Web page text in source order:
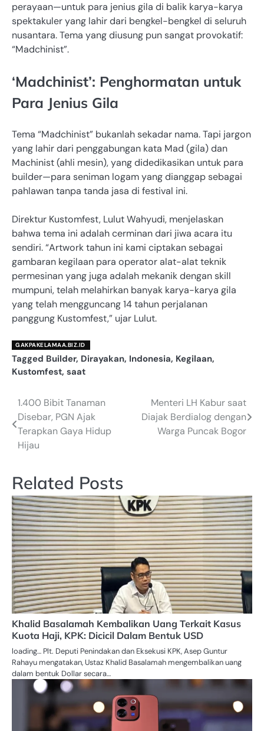
perayaan—untuk para jenius gila di balik karya-karya
spektakuler yang lahir dari bengkel-bengkel di seluruh
nusantara. Tema yang diusung pun sangat provokatif:
“Madchinist”.
‘Madchinist’: Penghormatan untuk
Para Jenius Gila
Tema “Madchinist” bukanlah sekadar nama. Tapi jargon
yang lahir dari penggabungan kata Mad (gila) dan
Machinist (ahli mesin), yang didedikasikan untuk para
builder—para seniman logam yang dianggap sebagai
pahlawan tanpa tanda jasa di festival ini.
Direktur Kustomfest, Lulut Wahyudi, menjelaskan
bahwa tema ini adalah cerminan dari jiwa acara itu
sendiri. “Artwork tahun ini kami ciptakan sebagai
gambaran kegilaan para operator alat-alat teknik
permesinan yang juga adalah mekanik dengan skill
mumpuni, telah melahirkan banyak karya-karya gila
yang telah mengguncang 14 tahun perjalanan
panggung Kustomfest,” ujar Lulut.
GAKPAKELAMAA.BIZ.ID
Tagged Builder, Dirayakan, Indonesia, Kegilaan,
Kustomfest, saat
Navigasi
pos
1.400 Bibit Tanaman
Disebar, PGN Ajak
Terapkan Gaya Hidup
Hijau
Menteri LH Kabur saat
Diajak Berdialog dengan
Warga Puncak Bogor
Related Posts
Khalid Basalamah Kembalikan Uang Terkait Kasus
Kuota Haji, KPK: Dicicil Dalam Bentuk USD
loading… Plt. Deputi Penindakan dan Eksekusi KPK, Asep Guntur
Rahayu mengatakan, Ustaz Khalid Basalamah mengembalikan uang
dalam bentuk Dollar secara…